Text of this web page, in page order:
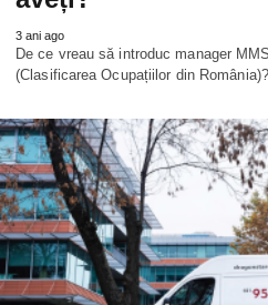
3 ani ago
De ce vreau să introduc manager
(Clasificarea Ocupațiilor din